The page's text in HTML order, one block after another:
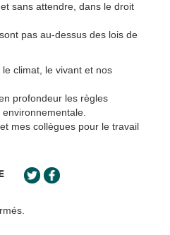
sans attendre, dans le droit
pas au-dessus des lois de
climat, le vivant et nos
profondeur les règles
mes collègues pour le travail